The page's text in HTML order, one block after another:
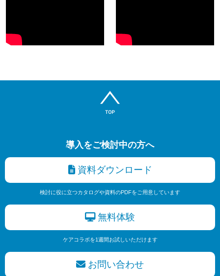
導入をご検討中の方へ
資料ダウンロード
検討に役に立つカタログや資料のPDFをご用意しています
無料体験
ケアコラボを1週間お試しいただけます
お問い合わせ